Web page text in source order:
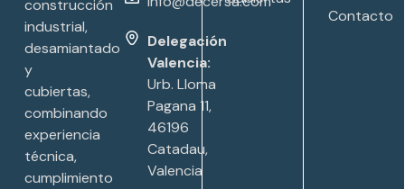
construcción
industrial,
desamiantado
y
cubiertas,
combinando
experiencia
técnica,
cumplimiento
Delegación
Valencia:
Urb. Lloma
Pagana 11,
46196
Catadau,
Valencia
Contacto